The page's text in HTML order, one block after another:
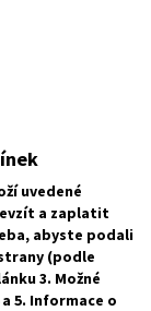
uvedené
a zaplatit
abyste podali
(podle
3. Možné
5. Informace o